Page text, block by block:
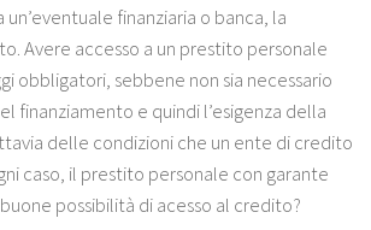
un’eventuale finanziaria o banca, la
Avere accesso a un prestito personale
obbligatori, sebbene non sia necessario
finanziamento e quindi l’esigenza della
delle condizioni che un ente di credito
caso, il prestito personale con garante
possibilità di acesso al credito?